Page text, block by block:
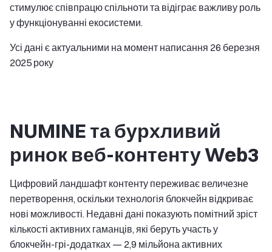
стимулює співпрацю спільноти та відіграє важливу роль
у функціонуванні екосистеми.
Усі дані є актуальними на момент написання 26 березня
2025 року
NUMINE та бурхливий
ринок веб-контенту Web3
Цифровий ландшафт контенту переживає величезне
перетворення, оскільки технологія блокчейн відкриває
нові можливості. Недавні дані показують помітний зріст
кількості активних гаманців, які беруть участь у
блокчейн-грі-додатках — 2,9 мільйона активних